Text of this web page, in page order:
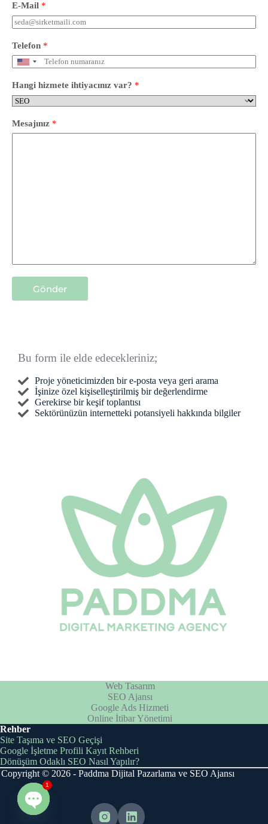
E-Mail *
Telefon *
Hangi hizmete ihtiyacınız var? *
Mesajınız *
Gönder
Bu form ile elde edecekleriniz;
Proje yöneticimizden bir e-posta veya geri arama
İşinize özel kişiselleştirilmiş bir değerlendirme
Gerekirse bir keşif toplantısı
Sektörünüzün internetteki potansiyeli hakkında bilgiler
Web Tasarım
SEO Ajansı
Google Ads Hizmeti
Online İtibar Yönetimi
Rehber
Site Taşıma ve SEO Geçişi
Google İşletme Profili Kayıt Rehberi
Dönüşüm Odaklı SEO Nasıl Yapılır?
Copyright © 2026 - Paddma Dijital Pazarlama ve SEO Ajansı
1